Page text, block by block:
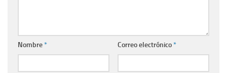
Nombre* Correo electrónico*